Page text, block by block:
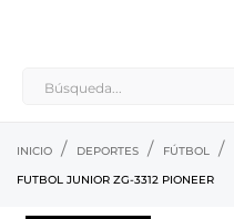
INICIO DEPORTES FÚTBOL
FUTBOL JUNIOR ZG-3312 PIONEER